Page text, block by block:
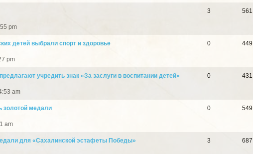
pm
3 561
детей выбрали спорт и здоровье
pm
0 449
учредить знак «За заслуги в воспитании детей»
am
0 431
золотой медали
am
0 549
для «Сахалинской эстафеты Победы»
3 687